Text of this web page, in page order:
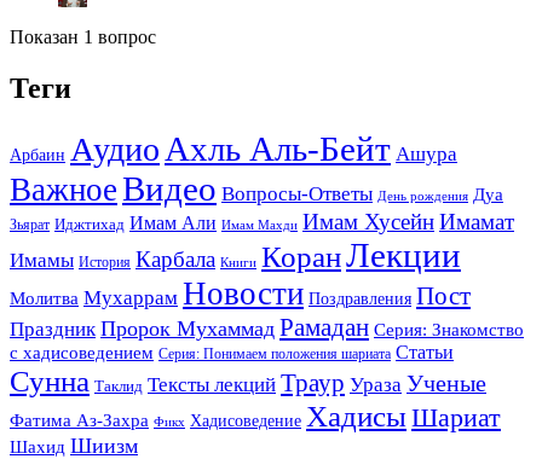
Показан 1 вопрос
Теги
Арбаин Аудио Ахль Аль-Бейт Ашура
ВажноеВидео Вопросы-Ответы День рождения Дуа
Зьярат Иджтихад Имам Али Имам Махди Имам ХусейнИмамат
Имамы История Карбала Книги КоранЛекции
Молитва Мухаррам Новости Поздравления Пост
Праздник Пророк Мухаммад Рамадан Серия: Знакомство
с хадисоведением Серия: Понимаем положения шариата Статьи
Сунна Таклид Тексты лекций Траур Ураза Ученые
Фатима Аз-Захра Фикх Хадисоведение ХадисыШариат
Шахид Шиизм